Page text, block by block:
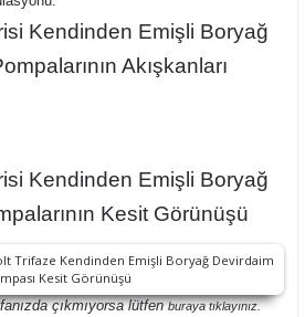
Kendinden Emişli Boryağ
Akışkanları
Kendinden Emişli Boryağ
Kesit Görünüşü
çıkmıyorsa lütfenburayatıklayınız.